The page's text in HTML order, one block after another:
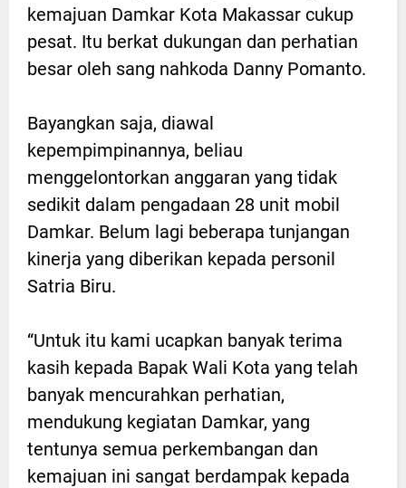
kemajuan Damkar Kota Makassar cukup
pesat. Itu berkat dukungan dan perhatian
besar oleh sang nahkoda Danny Pomanto.
Bayangkan saja, diawal
kepempimpinannya, beliau
menggelontorkan anggaran yang tidak
sedikit dalam pengadaan 28 unit mobil
Damkar. Belum lagi beberapa tunjangan
kinerja yang diberikan kepada personil
Satria Biru.
“Untuk itu kami ucapkan banyak terima
kasih kepada Bapak Wali Kota yang telah
banyak mencurahkan perhatian,
mendukung kegiatan Damkar, yang
tentunya semua perkembangan dan
kemajuan ini sangat berdampak kepada